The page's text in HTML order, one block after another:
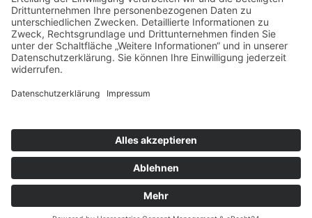
© 2026 ASB-Kreisverband Lüneburg
Impressum